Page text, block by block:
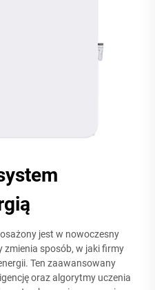
jest w nowoczesny
zmienia sposób, w jaki firmy
Ten zaawansowany
oraz algorytmy uczenia